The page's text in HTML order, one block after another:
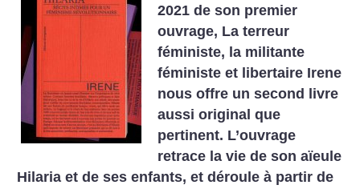
2021 de son premier
ouvrage, La terreur
féministe, la militante
féministe et libertaire Irene
nous offre un second livre
aussi original que
pertinent. L’ouvrage
retrace la vie de son aïeule
Hilaria et de ses enfants, et déroule à partir de